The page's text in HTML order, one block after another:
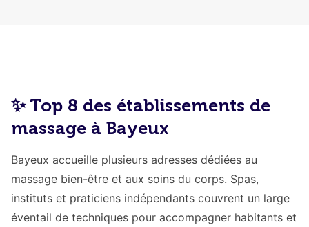
✨ Top 8 des établissements de
massage à Bayeux
Bayeux accueille plusieurs adresses dédiées au
massage bien-être et aux soins du corps. Spas,
instituts et praticiens indépendants couvrent un large
éventail de techniques pour accompagner habitants et